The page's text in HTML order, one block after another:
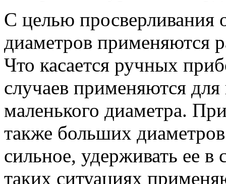
С целью просверливания
диаметров применяются
Что касается ручных
случаев применяются
маленького диаметра.
также больших
сильное, удерживать ее
таких ситуациях